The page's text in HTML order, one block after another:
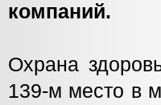
компаний.
Охрана
139-м место в